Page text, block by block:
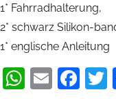
1* Fahrradhalterung,
2* schwarz Silikon-
1* englische Anleitung
Email